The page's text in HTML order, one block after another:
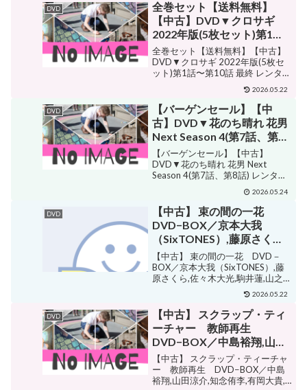
DVD
全巻セット【送料無料】
【中古】DVD▼クロサギ
2022年版(5枚セット)第1
話〜第10話 最終 レンタル落
ち
全巻セット【送料無料】【中古】
DVD▼クロサギ 2022年版(5枚セ
ット)第1話〜第10話 最終 レンタル
ING長崎三重店ジャンルサスペン
ス・ミステリー購入する ・平野紫
耀・黒島結菜・井之脇海・中村ゆ
り...
2026.05.22
DVD
【バーゲンセール】【中
古】DVD▼花のち晴れ 花男
Next Season 4(第7話、第8
話) レンタル落ち ケース無
【バーゲンセール】【中古】
DVD▼花のち晴れ 花男 Next
Season 4(第7話、第8話) レンタル
落ち ケース無 販売価格¥844ショ
ップ名中古 dvd販売 あいストアジ
ャンルロマンス・ラブストーリー
購入する 邦画 ・杉咲花・平野紫...
2026.05.24
DVD
【中古】 束の間の一花
DVD−BOX／京本大我
（SixTONES）,藤原さくら,
佐々木大光,駒井蓮,山之内す
ず,朝加真由美,タダノなつ,
信澤宣明 【中古】afb
【中古】 束の間の一花 DVD－
BOX／京本大我（SixTONES）,藤
原さくら,佐々木大光,駒井蓮,山之
内すず,朝加真由美,タダノなつ,信
澤宣明 販売価格¥8,470ショップ名
ブックオフ 楽天市場店ジャンルそ
の他購入する 京本大我（Six...
2026.05.22
DVD
【中古】 スクラップ・ティ
ーチャー 教師再生
DVD−BOX／中島裕翔,山田
涼介,知念侑李,有岡大貴,上
地雄輔,吉川慶（音
楽）,Audio Highs（音楽）
【中古】 スクラップ・ティーチャ
ー 教師再生 DVD−BOX／中島
裕翔,山田涼介,知念侑李,有岡大貴,